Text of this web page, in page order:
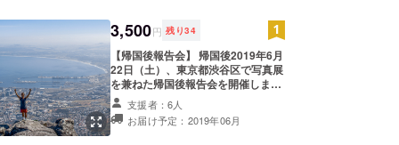
3,500円 残り34
【帰国後報告会】 帰国後2019年6月
22日（土）、東京都渋谷区で写真展
を兼ねた帰国後報告会を開催しま
す！ 1年間の世界一周でどんな旅を
してきて何を感じたのかお話しさせ
ていただきます。海外に行ってみた
支援者：6人
お届け予定：2019年06月